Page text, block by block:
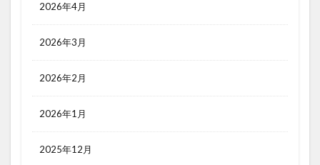
2026年4月
2026年3月
2026年2月
2026年1月
2025年12月